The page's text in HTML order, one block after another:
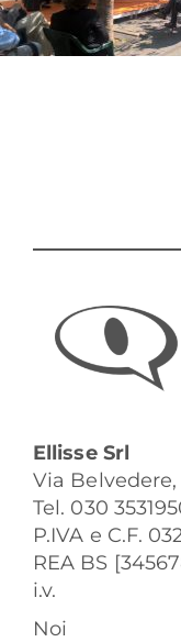
Ellisse Srl
Via Belvedere,
Tel. 030
P.IVA e C.F.
REA BS
i.v.
Noi